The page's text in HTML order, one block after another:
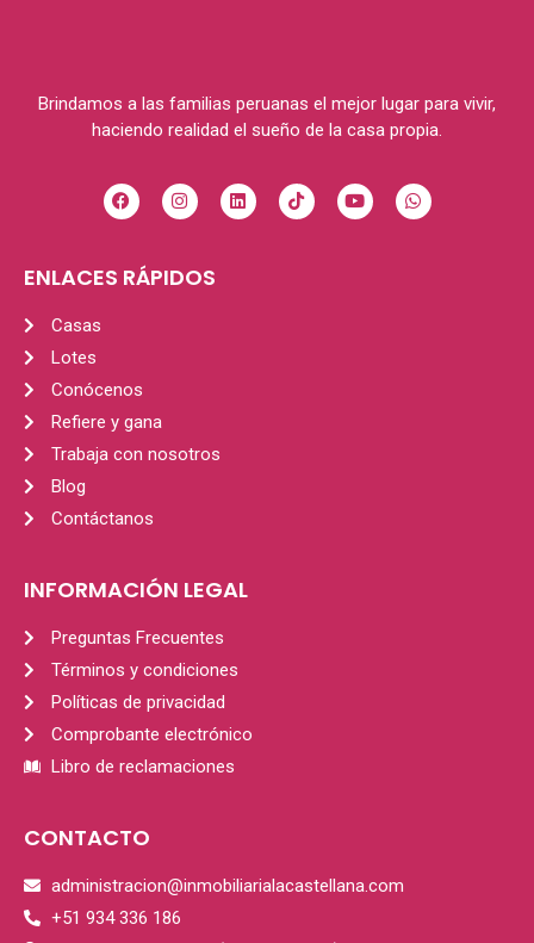
Brindamos a las familias peruanas el mejor lugar para vivir,
haciendo realidad el sueño de la casa propia.
ENLACES RÁPIDOS
Casas
Lotes
Conócenos
Refiere y gana
Trabaja con nosotros
Blog
Contáctanos
INFORMACIÓN LEGAL
Preguntas Frecuentes
Términos y condiciones
Políticas de privacidad
Comprobante electrónico
Libro de reclamaciones
CONTACTO
administracion@inmobiliarialacastellana.com
+51 934 336 186